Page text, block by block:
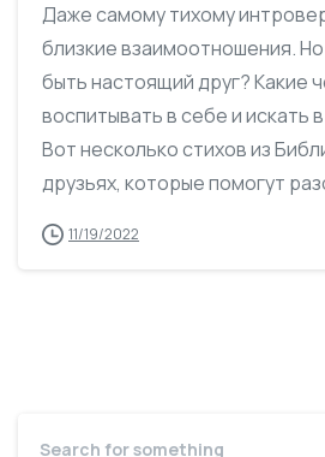
Даже самому тихому
близкие взаимоотношения.
быть настоящий друг? Какие
воспитывать в себе и искать
Вот несколько стихов из
друзьях, которые помогут
11/19/2022